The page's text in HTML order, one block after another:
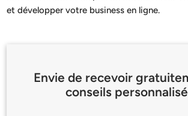
et développer votre business en ligne.
Envie de recevoir
conseils